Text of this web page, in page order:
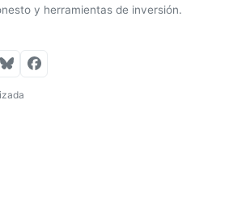
y herramientas de inversión.